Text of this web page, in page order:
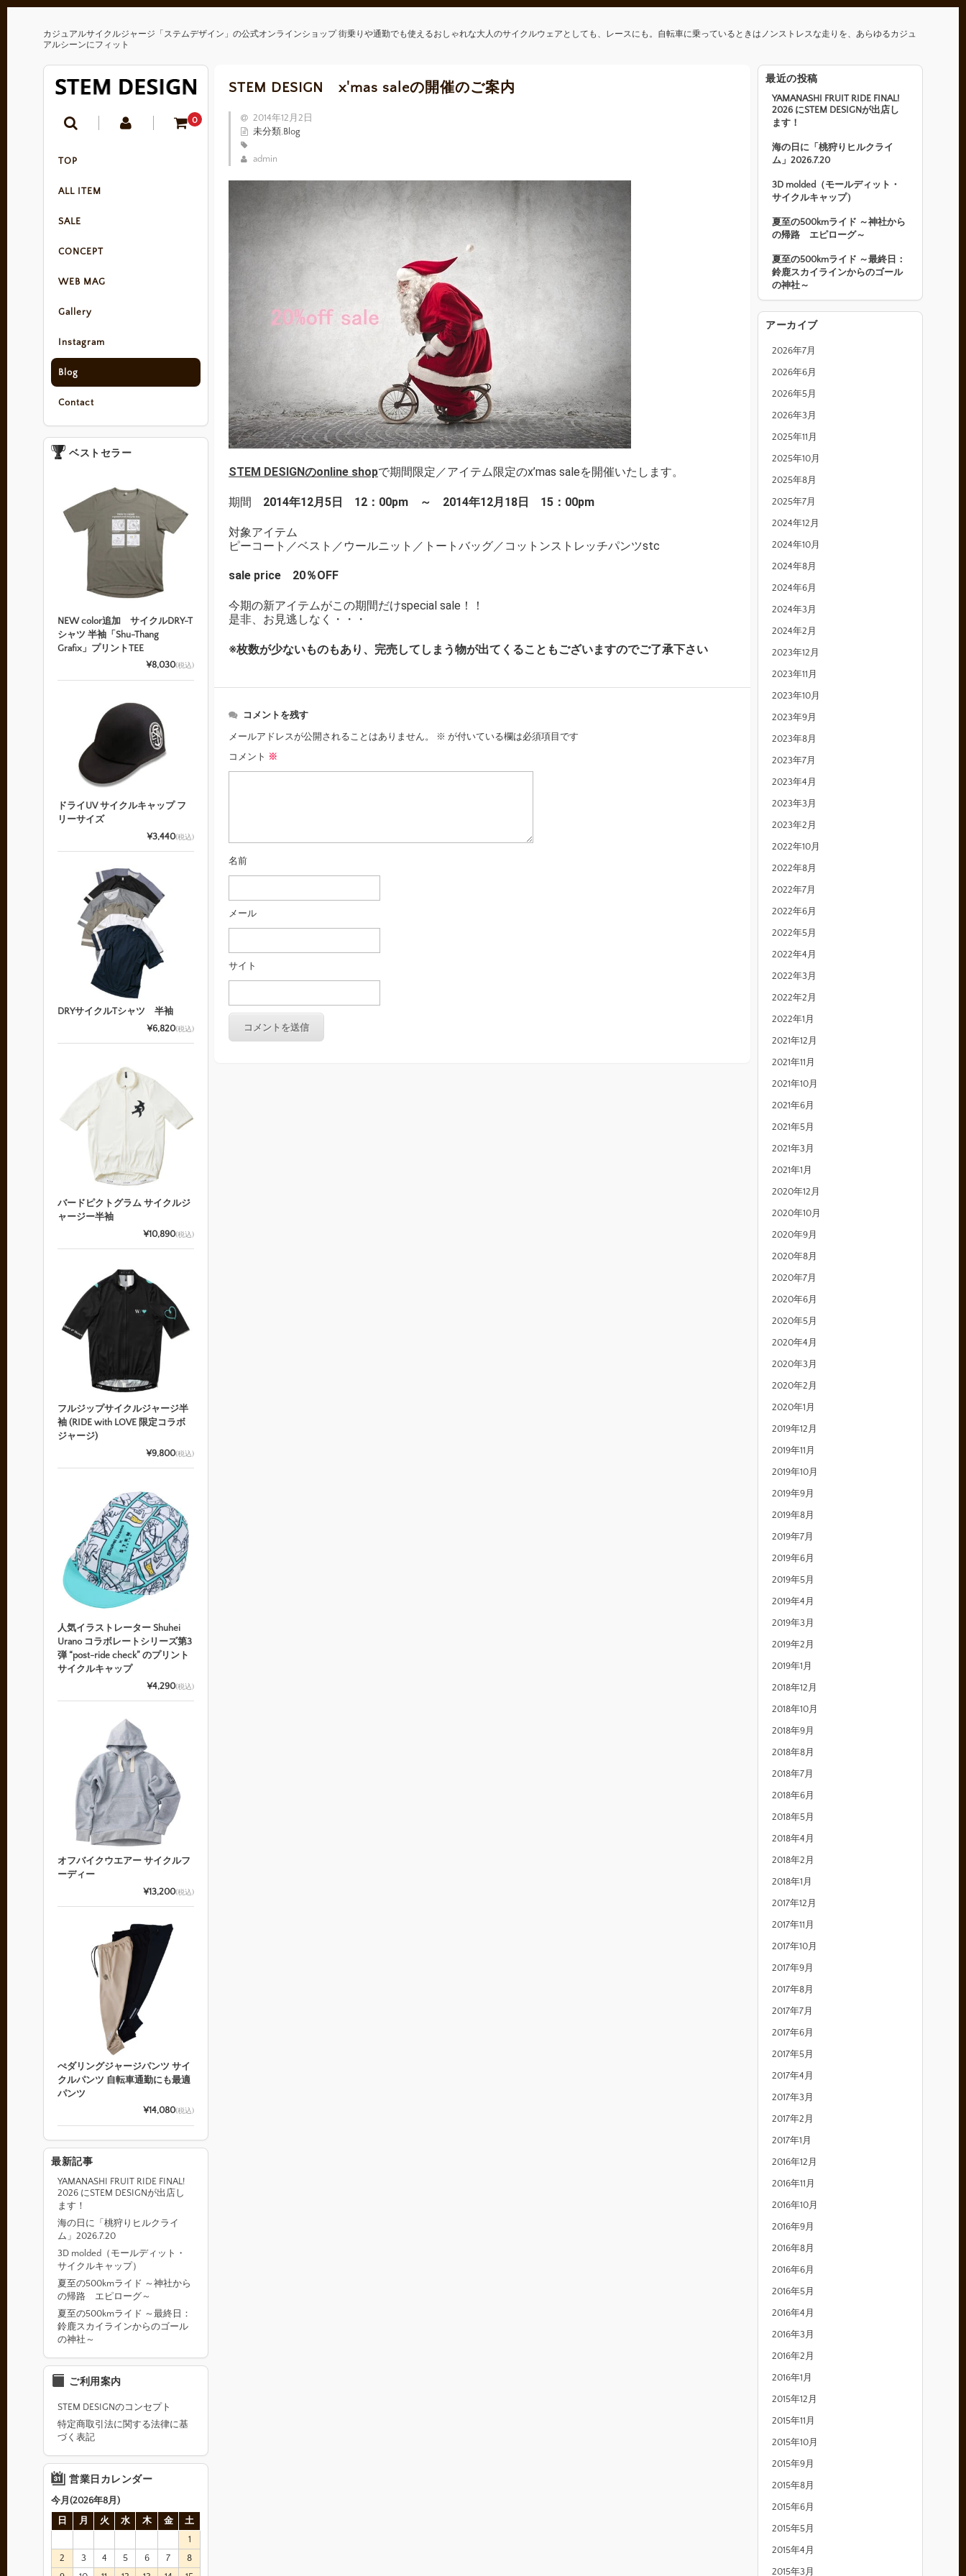
カジュアルサイクルジャージ「ステムデザイン」の公式オンラインショップ 街乗りや通勤でも使えるおしゃれな大人のサイクルウェアとしても、レースにも。自転車に乗っているときはノンストレスな走りを、あらゆるカジュ
アルシーンにフィット
0
TOP
ALL ITEM
SALE
CONCEPT
WEB MAG
Gallery
Instagram
Blog
Contact
STEM DESIGN x'mas saleの開催のご案内
2014年12月2日
未分類, Blog
admin
STEM DESIGNのonline shopで期間限定／アイテム限定のx’mas saleを開催いたします。
期間 2014年12月5日 12：00pm ～ 2014年12月18日 15：00pm
対象アイテム
ピーコート／ベスト／ウールニット／トートバッグ／コットンストレッチパンツstc
sale price 20％OFF
今期の新アイテムがこの期間だけspecial sale！！
是非、お見逃しなく・・・
※枚数が少ないものもあり、完売してしまう物が出てくることもございますのでご了承下さい
コメントを残す
メールアドレスが公開されることはありません。 ※ が付いている欄は必須項目です
コメント ※
名前
メール
サイト
最近の投稿
YAMANASHI FRUIT RIDE FINAL!
2026 にSTEM DESIGNが出店し
ます！
海の日に「桃狩りヒルクライ
ム」2026.7.20
3D molded（モールディット・
サイクルキャップ）
夏至の500kmライド ～神社から
の帰路 エピローグ～
夏至の500kmライド ～最終日：
鈴鹿スカイラインからのゴール
の神社～
アーカイブ
2026年7月
2026年6月
2026年5月
2026年3月
2025年11月
2025年10月
2025年8月
2025年7月
2024年12月
2024年10月
2024年8月
2024年6月
2024年3月
2024年2月
2023年12月
2023年11月
2023年10月
2023年9月
2023年8月
2023年7月
2023年4月
2023年3月
2023年2月
2022年10月
2022年8月
2022年7月
2022年6月
2022年5月
2022年4月
2022年3月
2022年2月
2022年1月
2021年12月
2021年11月
2021年10月
2021年6月
2021年5月
2021年3月
2021年1月
2020年12月
2020年10月
2020年9月
2020年8月
2020年7月
2020年6月
2020年5月
2020年4月
2020年3月
2020年2月
2020年1月
2019年12月
2019年11月
2019年10月
2019年9月
2019年8月
2019年7月
2019年6月
2019年5月
2019年4月
2019年3月
2019年2月
2019年1月
2018年12月
2018年10月
2018年9月
2018年8月
2018年7月
2018年6月
2018年5月
2018年4月
2018年2月
2018年1月
2017年12月
2017年11月
2017年10月
2017年9月
2017年8月
2017年7月
2017年6月
2017年5月
2017年4月
2017年3月
2017年2月
2017年1月
2016年12月
2016年11月
2016年10月
2016年9月
2016年8月
2016年6月
2016年5月
2016年4月
2016年3月
2016年2月
2016年1月
2015年12月
2015年11月
2015年10月
2015年9月
2015年8月
2015年6月
2015年5月
2015年4月
2015年3月
ベストセラー
NEW color追加 サイクルDRY-T
シャツ 半袖「Shu-Thang
Grafix」プリントTEE
¥8,030(税込)
ドライUV サイクルキャップ フ
リーサイズ
¥3,440(税込)
DRYサイクルTシャツ 半袖
¥6,820(税込)
バードピクトグラム サイクルジ
ャージー半袖
¥10,890(税込)
フルジップサイクルジャージ半
袖 (RIDE with LOVE 限定コラボ
ジャージ)
¥9,800(税込)
人気イラストレーター Shuhei
Urano コラボレートシリーズ第3
弾 “post-ride check” のプリント
サイクルキャップ
¥4,290(税込)
オフバイクウエアー サイクルフ
ーディー
¥13,200(税込)
ぺダリングジャージパンツ サイ
クルパンツ 自転車通勤にも最適
パンツ
¥14,080(税込)
最新記事
YAMANASHI FRUIT RIDE FINAL!
2026 にSTEM DESIGNが出店し
ます！
海の日に「桃狩りヒルクライ
ム」2026.7.20
3D molded（モールディット・
サイクルキャップ）
夏至の500kmライド ～神社から
の帰路 エピローグ～
夏至の500kmライド ～最終日：
鈴鹿スカイラインからのゴール
の神社～
ご利用案内
STEM DESIGNのコンセプト
特定商取引法に関する法律に基
づく表記
営業日カレンダー
今月(2026年8月)
日
月 火 水 木 金
土
1
2
3 4 5 6 7
8